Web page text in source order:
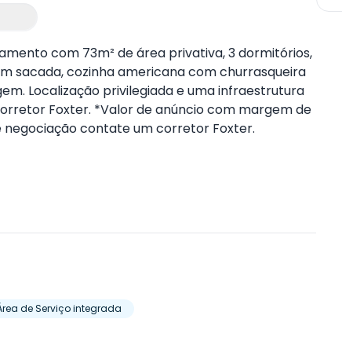
com 73m² de área privativa, 3 dormitórios,
sacada, cozinha americana com churrasqueira
Localização privilegiada e uma infraestrutura
Foxter. *Valor de anúncio com margem de
contate um corretor Foxter.
de Serviço integrada